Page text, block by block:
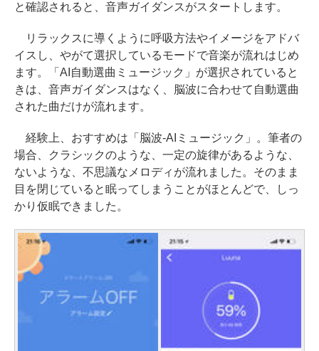
と確認されると、音声ガイダンスがスタートします。
リラックスに導くように呼吸方法やイメージをアドバ
イスし、やがて選択しているモードで音楽が流れはじめ
ます。「AI自動選曲ミュージック」が選択されていると
きは、音声ガイダンスはなく、脳波に合わせて自動選曲
された曲だけが流れます。
経験上、おすすめは「脳波-AIミュージック」。筆者の
場合、クラシックのような、一定の旋律があるような、
ないような、不思議なメロディが流れました。そのまま
目を閉じていると眠ってしまうことがほとんどで、しっ
かり仮眠できました。